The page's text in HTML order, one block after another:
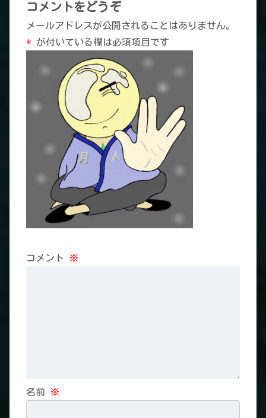
コメントをどうぞ
メールアドレスが公開されることはありません。
* が付いている欄は必須項目です
コメント ※
名前 ※